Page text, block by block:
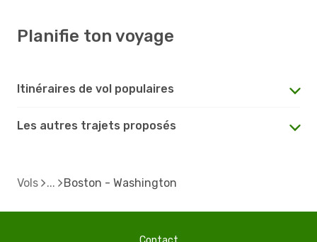
Planifie ton voyage
Itinéraires de vol populaires
Les autres trajets proposés
Vols Boston - Washington